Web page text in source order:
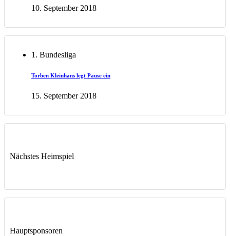
10. September 2018
1. Bundesliga
Torben Kleinhans legt Pause ein
15. September 2018
Nächstes Heimspiel
Hauptsponsoren